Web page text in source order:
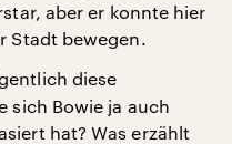
aber er konnte hier
Stadt bewegen.
diese
sich Bowie ja auch
hat? Was erzählt